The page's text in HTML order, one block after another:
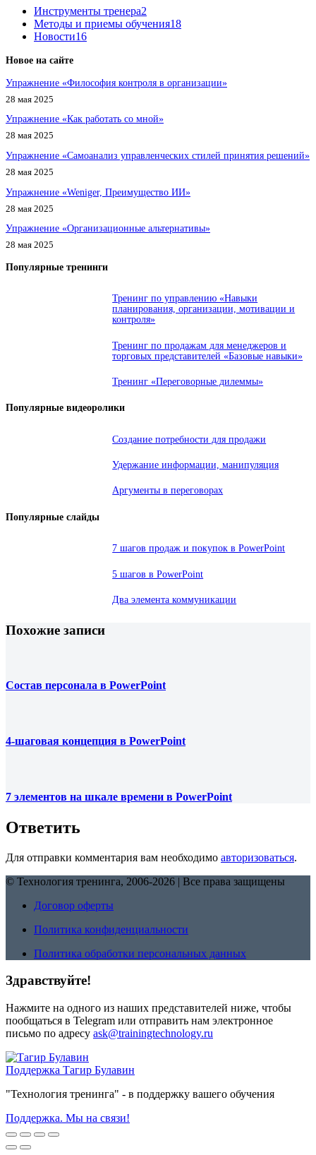
Инструменты тренера2
Методы и приемы обучения18
Новости16
Новое на сайте
Упражнение «Философия контроля в организации»
28 мая 2025
Упражнение «Как работать со мной»
28 мая 2025
Упражнение «Самоанализ управленческих стилей принятия решений»
28 мая 2025
Упражнение «Weniger, Преимущество ИИ»
28 мая 2025
Упражнение «Организационные альтернативы»
28 мая 2025
Популярные тренинги
Тренинг по управлению «Навыки
планирования, организации, мотивации и
контроля»
Тренинг по продажам для менеджеров и
торговых представителей «Базовые навыки»
Тренинг «Переговорные дилеммы»
Популярные видеоролики
Создание потребности для продажи
Удержание информации, манипуляция
Аргументы в переговорах
Популярные слайды
7 шагов продаж и покупок в PowerPoint
5 шагов в PowerPoint
Два элемента коммуникации
Похожие записи
Состав персонала в PowerPoint
4-шаговая концепция в PowerPoint
7 элементов на шкале времени в PowerPoint
Ответить
Для отправки комментария вам необходимо авторизоваться.
© Технология тренинга, 2006-2026 | Все права защищены
Договор оферты
Политика конфиденциальности
Политика обработки персональных данных
Здравствуйте!
Нажмите на одного из наших представителей ниже, чтобы
пообщаться в Telegram или отправить нам электронное
письмо по адресу ask@trainingtechnology.ru
Поддержка Тагир Булавин
"Технология тренинга" - в поддержку вашего обучения
Поддержка. Мы на связи!